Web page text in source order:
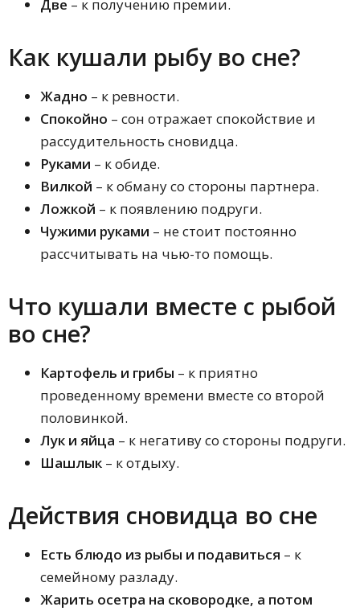
Две – к получению премии.
Как кушали рыбу во сне?
Жадно – к ревности.
Спокойно – сон отражает спокойствие и
рассудительность сновидца.
Руками – к обиде.
Вилкой – к обману со стороны партнера.
Ложкой – к появлению подруги.
Чужими руками – не стоит постоянно
рассчитывать на чью-то помощь.
Что кушали вместе с рыбой
во сне?
Картофель и грибы – к приятно
проведенному времени вместе со второй
половинкой.
Лук и яйца – к негативу со стороны подруги.
Шашлык – к отдыху.
Действия сновидца во сне
Есть блюдо из рыбы и подавиться – к
семейному разладу.
Жарить осетра на сковородке, а потом